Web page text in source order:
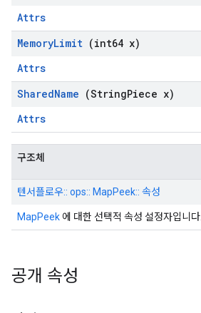
Attrs
MemoryLimit (int64 x)
Attrs
SharedName (StringPiece x)
Attrs
구조체
텐서플로우:: ops:: MapPeek:: 속성
MapPeek 에 대한 선택적 속성 설정자입니다.
공개 속성